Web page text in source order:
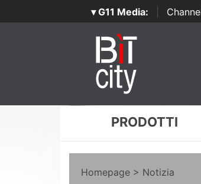
▾ G11 Media:
PRODOTTI
Homepage > Notizia